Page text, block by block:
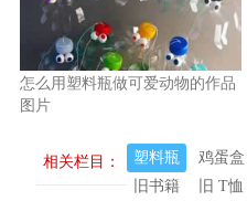
怎么用塑料瓶做可爱动物的作品
图片
相关栏目： 塑料瓶 鸡蛋盒
旧书籍
旧 T恤